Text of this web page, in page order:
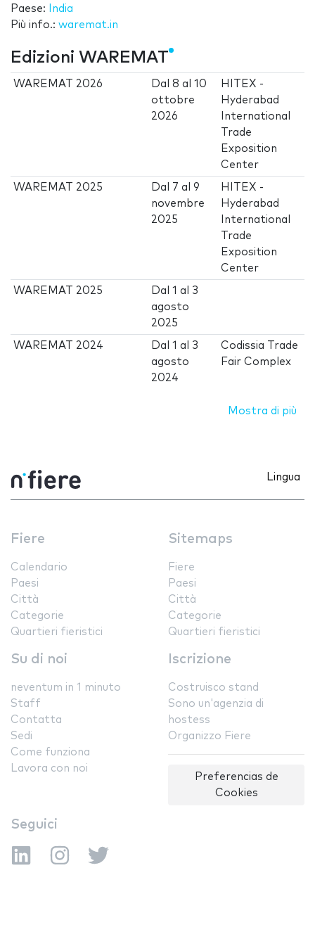
Paese:
India
Più info.: waremat.in
Edizioni WAREMAT
WAREMAT 2026 Dal8 al10
ottobre
2026
HITEX -
Hyderabad
International
Trade
Exposition
Center
WAREMAT 2025 Dal 7 al9
novembre
2025
HITEX -
Hyderabad
International
Trade
Exposition
Center
WAREMAT 2025 Dal1 al 3
agosto
2025
WAREMAT 2024 Dal1 al 3
agosto
2024
Codissia Trade
Fair Complex
Mostra di più
Lingua
Fiere
Calendario
Paesi
Città
Categorie
Quartieri fieristici
Sitemaps
Fiere
Paesi
Città
Categorie
Quartieri fieristici
Su di noi
neventum in 1 minuto
Staff
Contatta
Sedi
Come funziona
Lavora con noi
Iscrizione
Costruisco stand
Sono un'agenzia di
hostess
Organizzo Fiere
Preferencias de
Cookies
Seguici